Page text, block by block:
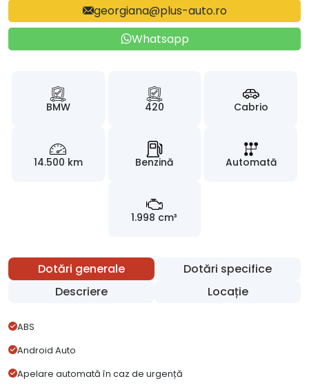
georgiana@plus-auto.ro
Whatsapp
BMW 420 Cabrio
14.500 km Benzină Automată
1.998 cm³
Dotări generale
Dotări specifice
Descriere
Locație
ABS
Android Auto
Apelare automată în caz de urgență